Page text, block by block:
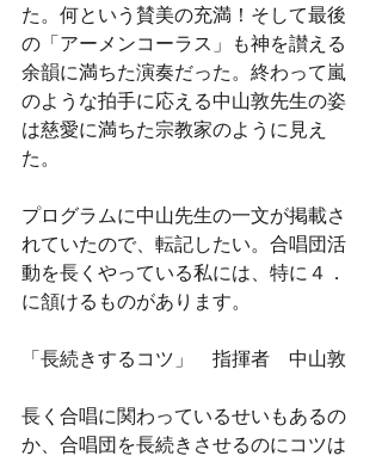
た。何という賛美の充満！そして最後
の「アーメンコーラス」も神を讃える
余韻に満ちた演奏だった。終わって嵐
のような拍手に応える中山敦先生の姿
は慈愛に満ちた宗教家のように見え
た。
プログラムに中山先生の一文が掲載さ
れていたので、転記したい。合唱団活
動を長くやっている私には、特に４．
に頷けるものがあります。
「長続きするコツ」　指揮者　中山敦
長く合唱に関わっているせいもあるの
か、合唱団を長続きさせるのにコツは